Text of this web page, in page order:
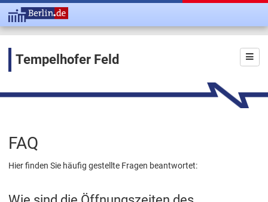
Tempelhofer Feld
FAQ
Hier finden Sie häufig gestellte Fragen beantwortet: